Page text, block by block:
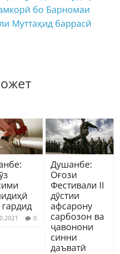
бо Барномаи
Муттаҳид баррасӣ
гардид
0
Душанбе:
Оғози
Фестивали II
дӯстии
афсарону
сарбозон ва
ҷавонони
синни
даъватӣ